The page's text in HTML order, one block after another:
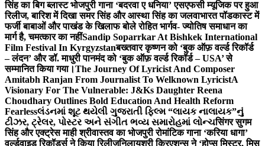
सिंह का बिग ब्लास्ट भोजपुरी गाना ‘बदरवा ए धनिया’ एसएफसी म्यूजिक पर हुआ
रिलीज, बारिश में दिखा समर सिंह और आस्था सिंह का जलवाभारत पॉडकास्ट में
फर्जी बाबाओं और पाखंड के खिलाफ बोले रोहित भार्गव- ज्योतिष समाधान का
मार्ग है, चमत्कार का नहींSandip Soparrkar At Bishkek International
Film Festival In Kyrgyzstanबख्तवार कृष्णन को ‘बुक ऑफ़ वर्ल्ड रिकॉर्ड
– लंदन’ और डॉ. माधुरी पानमंद को ‘बुक ऑफ़ वर्ल्ड रिकॉर्ड – USA’ से
सम्मानित किया गया।The Journey Of Lyricist And Composer
Amitabh Ranjan From Journalist To Welknown LyricistA
Visionary For The Vulnerable: J&Ks Daughter Reena
Choudhary Outlines Bold Education And Health Reform
Fearlessલંડનમાં શૂટ થયેલી ગુજરાતી ફિલ્મ “લાયક નાલાયક”નું
ટીઝર, ટ્રેલર, પોસ્ટર અને સંગીત ભવ્ય સમારોહમાં લોન્ચसिंगर सुगम
सिंह और एक्ट्रेस माही श्रीवास्तव का भोजपुरी रोमांटिक गाना ‘करिया धागा’
वर्ल्डवाइड रिकॉर्ड्स ने किया रिलीजनिलायश्री क्रिएशन्स ने ‘होप्स मिस्टर, मिस